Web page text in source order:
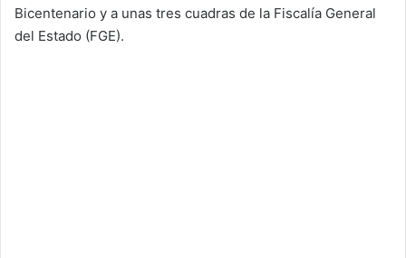
Bicentenario y a unas tres cuadras de la Fiscalía General
del Estado (FGE).